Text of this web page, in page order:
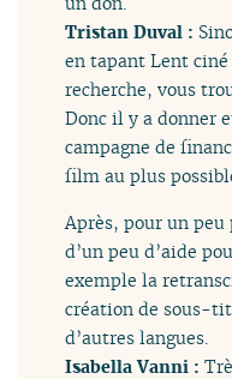
Tristan Duval :
en tapant Lent
recherche, vous
Donc il y a donner
campagne de
film au plus
Après, pour un peu
d’un peu d’aide
exemple la
création de sous-
d’autres langues.
Isabella Vanni :